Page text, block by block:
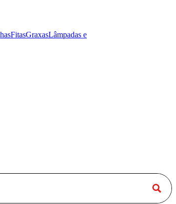
FitasGraxasLâmpadas e